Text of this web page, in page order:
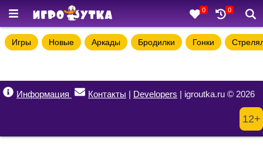
0 0
Игры Новые Аркады Бродилки Гонки
Информация Контакты | Developers | igroutka.ru © 2026
12+